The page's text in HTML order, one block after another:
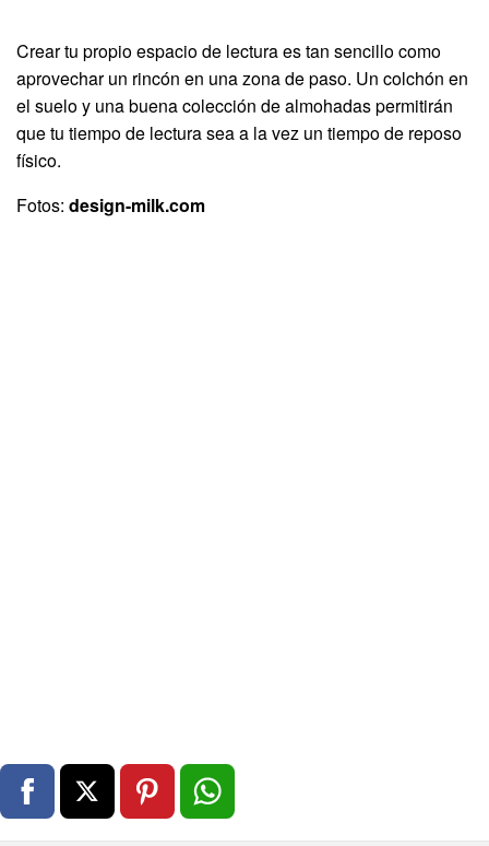
Crear tu propio espacio de lectura es tan sencillo como
aprovechar un rincón en una zona de paso. Un colchón en
el suelo y una buena colección de almohadas permitirán
que tu tiempo de lectura sea a la vez un tiempo de reposo
físico.
Fotos: design-milk.com